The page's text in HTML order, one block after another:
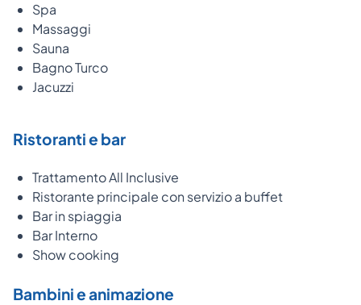
Spa
Massaggi
Sauna
Bagno Turco
Jacuzzi
Ristoranti e bar
Trattamento All Inclusive
Ristorante principale con servizio a buffet
Bar in spiaggia
Bar Interno
Show cooking
Bambini e animazione